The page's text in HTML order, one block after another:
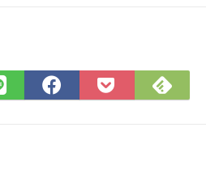
LINE
で
Facebook
で
Pocket
に
で